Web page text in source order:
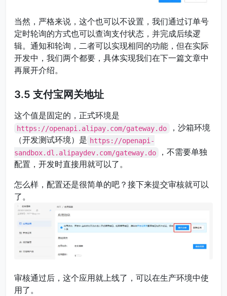
当然，严格来说，这个也可以不设置，我们通过订单号
定时轮询的方式也可以查询支付状态，并完成后续逻
辑。通知和轮询，二者可以实现相同的功能，但在实际
开发中，我们两个都要，具体实现我们在下一篇文章中
再展开介绍。
3.5 支付宝网关地址
这个值是固定的，正式环境是
https://openapi.alipay.com/gateway.do
，沙箱环境
（开发测试环境）是 https://openapi-
sandbox.dl.alipaydev.com/gateway.do
，不需要单独
配置，开发时直接用就可以了。
怎么样，配置还是很简单的吧？接下来提交审核就可以
了。
审核通过后，这个应用就上线了，可以在生产环境中使
用了。